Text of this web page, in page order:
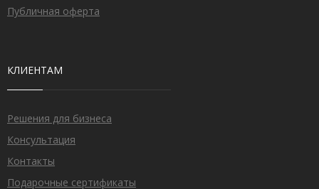
Публичная оферта
КЛИЕНТАМ
Решения для бизнеса
Консультация
Контакты
Подарочные сертификаты